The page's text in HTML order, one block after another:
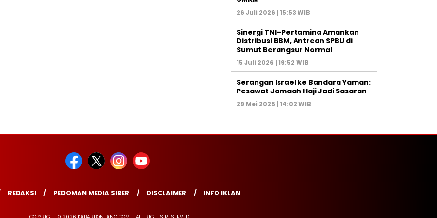
26 Juli 2026 | 15:53 WIB
Sinergi TNI–Pertamina Amankan
Distribusi BBM, Antrean SPBU di
Sumut Berangsur Normal
15 Juli 2026 | 19:52 WIB
Serangan Israel ke Bandara Yaman:
Pesawat Jamaah Haji Jadi Sasaran
29 Mei 2025 | 14:02 WIB
REDAKSI PEDOMAN MEDIA SIBER DISCLAIMER INFO IKLAN